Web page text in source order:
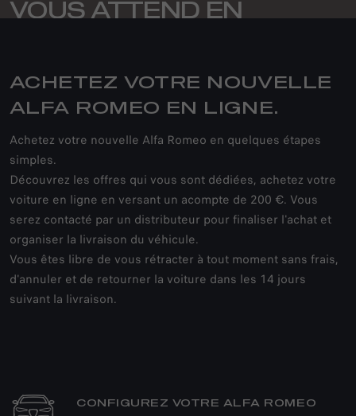
VOUS ATTEND EN
ACHETEZ VOTRE NOUVELLE
ALFA ROMEO EN LIGNE.
Achetez votre nouvelle Alfa Romeo en quelques étapes
simples.
Découvrez les offres qui vous sont dédiées, achetez votre
voiture en ligne en versant un acompte de 200 €. Vous
serez contacté par un distributeur pour finaliser l'achat et
organiser la livraison du véhicule.
Vous êtes libre de vous rétracter à tout moment sans frais,
d'annuler et de retourner la voiture dans les 14 jours
suivant la livraison.
CONFIGUREZ VOTRE ALFA ROMEO